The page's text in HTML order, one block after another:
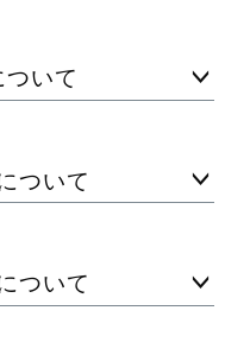
いて
ついて
ついて